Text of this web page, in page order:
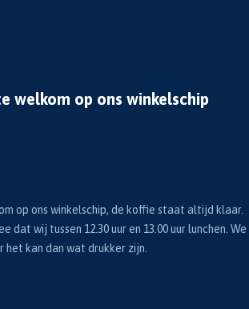
welkom op ons winkelschip
op ons winkelschip, de koffie staat altijd klaar.
dat wij tussen 12.30 uur en 13.00 uur lunchen. We
het kan dan wat drukker zijn.